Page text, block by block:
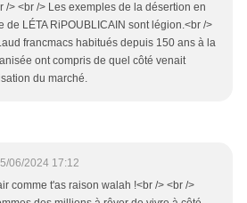
/> <br /> Les exemples de la désertion en
de LÉTA RiPOUBLICAIN sont légion.<br />
francmacs habitués depuis 150 ans à la
ont compris de quel côté venait
du marché.
06/2024 17:12
comme t'as raison walah !<br /> <br />